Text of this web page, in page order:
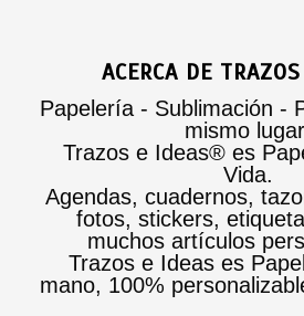
ACERCA DE
Papelería - Sublimación -
mismo
Trazos e Ideas® es
Vida.
Agendas, cuadernos,
fotos, stickers,
muchos artículos
Trazos e Ideas es
mano, 100%